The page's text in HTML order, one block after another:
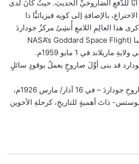
Goddard (1882-1945) أبًا للدَّفعِ الصَاروخيِّ الحديثِ. حيثُ كانَ لدى
بالإضافةِ إلى كونِه فيزيائيًّا ذا
هذا العالِمِ اللامعِ أُنشِئَ مركزُ جوداردَ
لرحلاتِ الفضاءِ التَّابعِ لناسا (NASA’s Goddard Space Flight
كان جودارد قد بنى أوَّلَ صاروخٍ يعملُ بوقودٍ سائلٍ
في الواقعِ، كانت رحلةُ صاروخِ جوداردَ – في 16 آذار/ مارس 1926م،
ذاتَ أهميةٍ للتاريخِ، كرحلةِ الأخوين